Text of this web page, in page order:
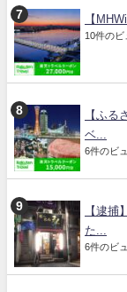
【
10件のビ
【ふる
ベ...
6件のビ
【逮捕
た...
6件のビ